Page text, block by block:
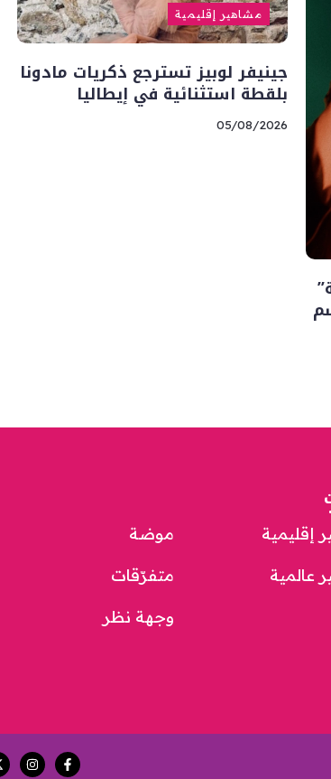
مشاهير إقليمية
جينيفر لوبيز تسترجع ذكريات مادونا
بلقطة استثنائية في إيطاليا
05/08/2026
إقليمية
عالمية
موضة
متفرّقات
وجهة نظر